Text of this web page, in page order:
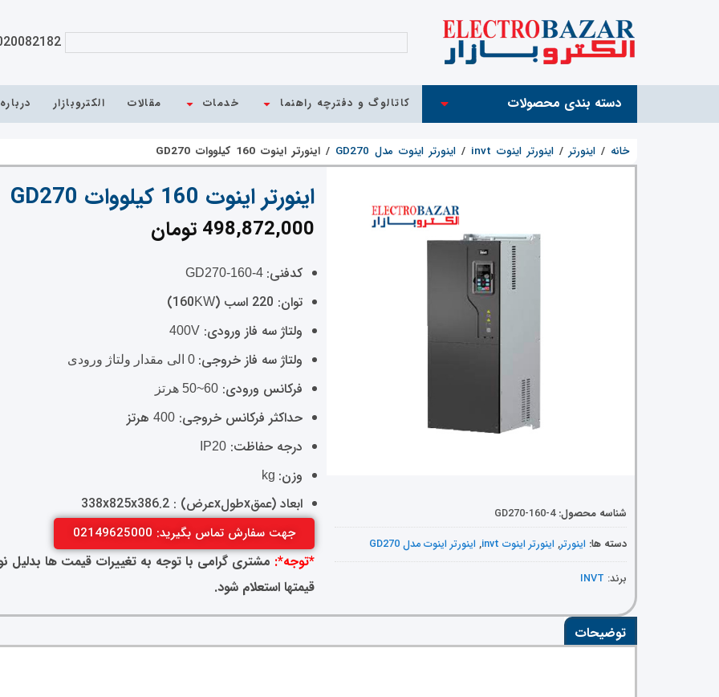
دسته بندی محصولات کاتالوگ و دفترچه راهنما خدمات مقالات الکتروبازار
خانه / اینورتر / اینورتر اینوت invt / اینورتر اینوت مدل GD270 / اینورتر اینوت 160 کیلووات GD270
شناسه محصول:GD270-160-4
دسته ها: اینورتر, اینورتر اینوت invt , اینورتر اینوت مدل GD270
برند: INVT
اینورتر اینوت 160 کیلووات GD270
498,872,000 تومان
کدفنی:
توان: 220 اسب (160 KW
)
ولتاژ سه فاز ورودی: 400V
ولتاژ سه فاز خروجی:
فرکانس ورودی: 60~50 هرتز
حداکثر فرکانس خروجی: 400هرتز
درجه حفاظت: IP20
وزن:
ابعاد (عمقxطولxعرض) : 338x825x386.2
جهت سفارش تماس بگیرید: 02149625000
*توجه*: مشتری گرامی با توجه به تغییرات قیمت ها بدلیل
قیمتها استعلام شود.
توضیحات